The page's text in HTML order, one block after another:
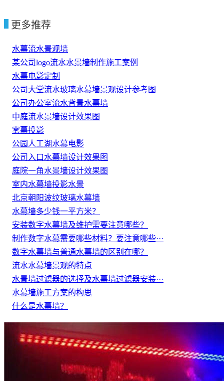
更多推荐
水幕流水景观墙
某公司logo流水水景墙制作施工案例
水幕电影定制
公司大堂流水玻璃水幕墙景观设计参考图
公司办公室流水背景水幕墙
中庭流水景墙设计效果图
雾幕投影
公园人工湖水幕电影
公司入口水幕墙设计效果图
庭院一角水景墙设计效果图
室内水幕墙投影水景
北京朝阳波纹玻璃水幕墙
水幕墙多少钱一平方米？
安装数字水幕墙及维护需要注意哪些？
制作数字水幕需要哪些材料？要注意哪些···
数字水幕墙与普通水幕墙的区别在哪？
流水水幕墙景观的特点
水景墙过滤器的选择及水幕墙过滤器安装···
水幕墙施工方案的构思
什么是水幕墙？